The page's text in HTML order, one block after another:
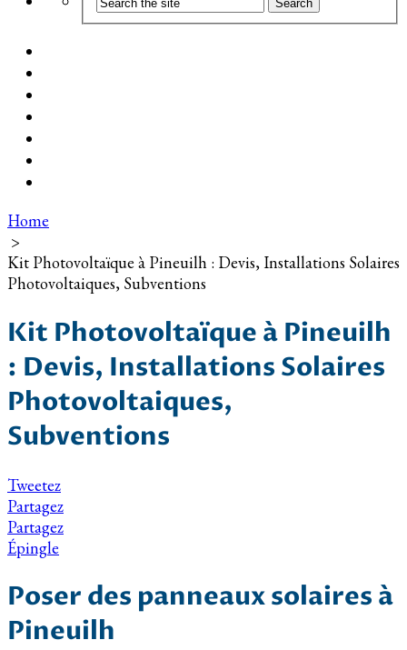
Home
>
Kit Photovoltaïque à Pineuilh : Devis, Installations Solaires
Photovoltaiques, Subventions
Kit Photovoltaïque à Pineuilh
: Devis, Installations Solaires
Photovoltaiques,
Subventions
Tweetez
Partagez
Partagez
Épingle
Poser des panneaux solaires à
Pineuilh